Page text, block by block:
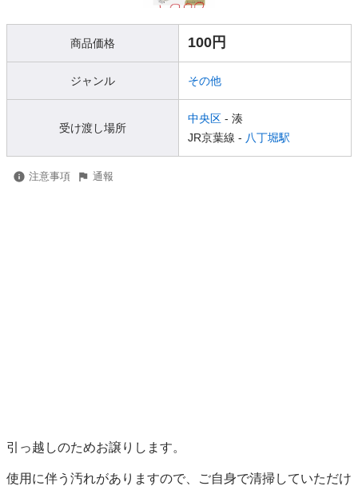
商品価格 100円
ジャンル その他
受け渡し場所
中央区 - 湊
JR京葉線 - 八丁堀駅
注意事項 通報
引っ越しのためお譲りします。
使用に伴う汚れがありますので、ご自身で清掃していただけ